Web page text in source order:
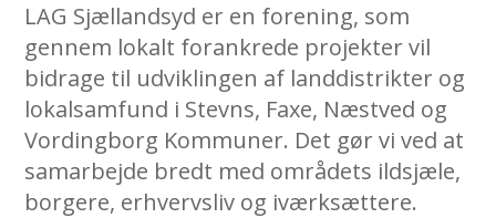
LAG Sjællandsyd er en forening, som
gennem lokalt forankrede projekter vil
bidrage til udviklingen af landdistrikter og
lokalsamfund i Stevns, Faxe, Næstved og
Vordingborg Kommuner. Det gør vi ved at
samarbejde bredt med områdets ildsjæle,
borgere, erhvervsliv og iværksættere.